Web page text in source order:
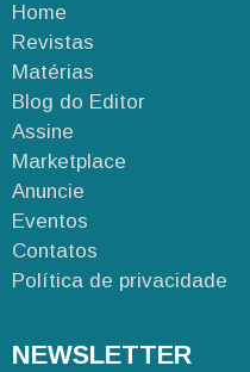
Home
Revistas
Matérias
Blog do Editor
Assine
Marketplace
Anuncie
Eventos
Contatos
Política de privacidade
NEWSLETTER